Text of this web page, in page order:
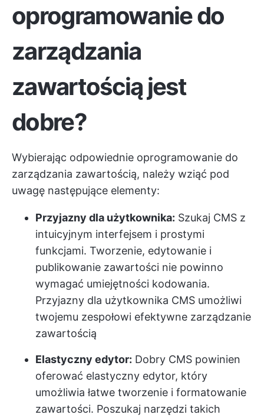
oprogramowanie do
zarządzania
zawartością jest
dobre?
Wybierając odpowiednie oprogramowanie do
zarządzania zawartością, należy wziąć pod
uwagę następujące elementy:
Przyjazny dla użytkownika: Szukaj CMS z
intuicyjnym interfejsem i prostymi
funkcjami. Tworzenie, edytowanie i
publikowanie zawartości nie powinno
wymagać umiejętności kodowania.
Przyjazny dla użytkownika CMS umożliwi
twojemu zespołowi efektywne zarządzanie
zawartością
Elastyczny edytor: Dobry CMS powinien
oferować elastyczny edytor, który
umożliwia łatwe tworzenie i formatowanie
zawartości. Poszukaj narzędzi takich